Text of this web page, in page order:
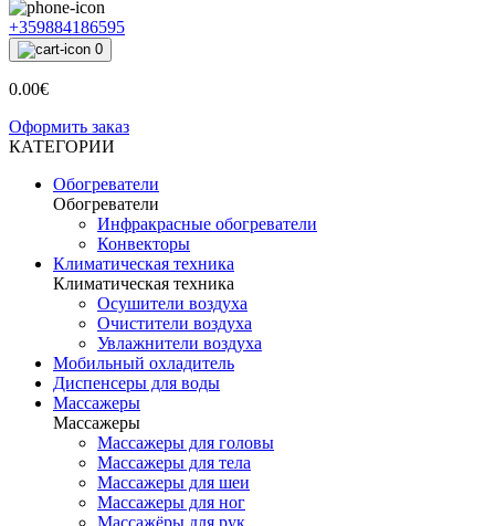
+359884186595
0
0.00€
Оформить заказ
КАТЕГОРИИ
Обогреватели
Обогреватели
Инфракрасные обогреватели
Конвекторы
Климатическая техника
Климатическая техника
Осушители воздуха
Очистители воздуха
Увлажнители воздуха
Мобильный охладитель
Диспенсеры для воды
Массажеры
Массажеры
Массажеры для головы
Массажеры для тела
Массажеры для шеи
Массажеры для ног
Массажёры для рук